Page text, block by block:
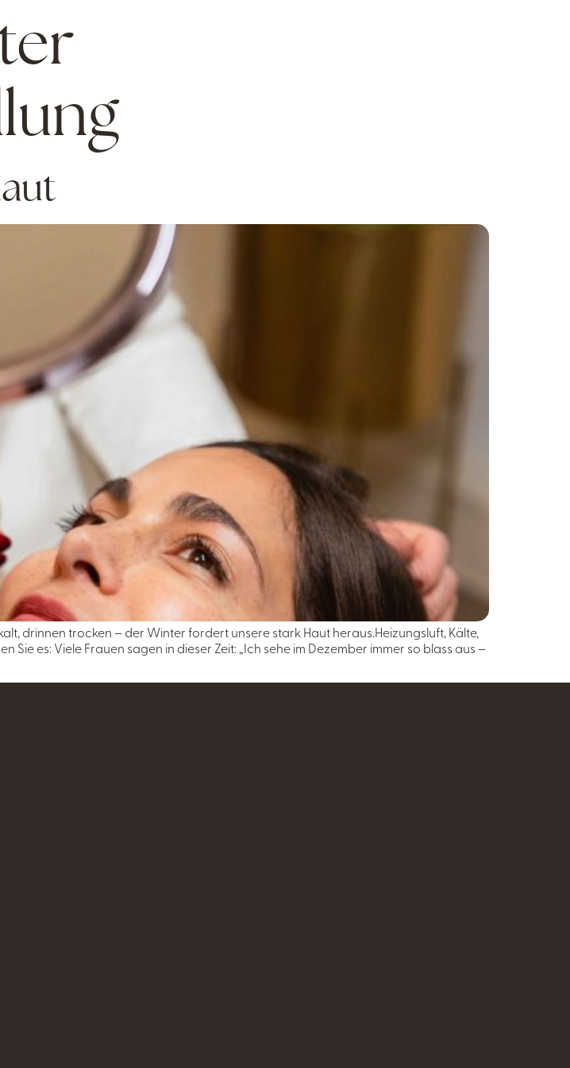
drinnen trocken – der Winter fordert unsere stark Haut heraus.Heizungsluft, Kälte,
es: Viele Frauen sagen in dieser Zeit: „Ich sehe im Dezember immer so blass aus –